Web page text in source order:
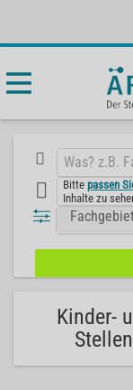
Bittepassen
Inhalte zu
Fachgebiet
Kinder-